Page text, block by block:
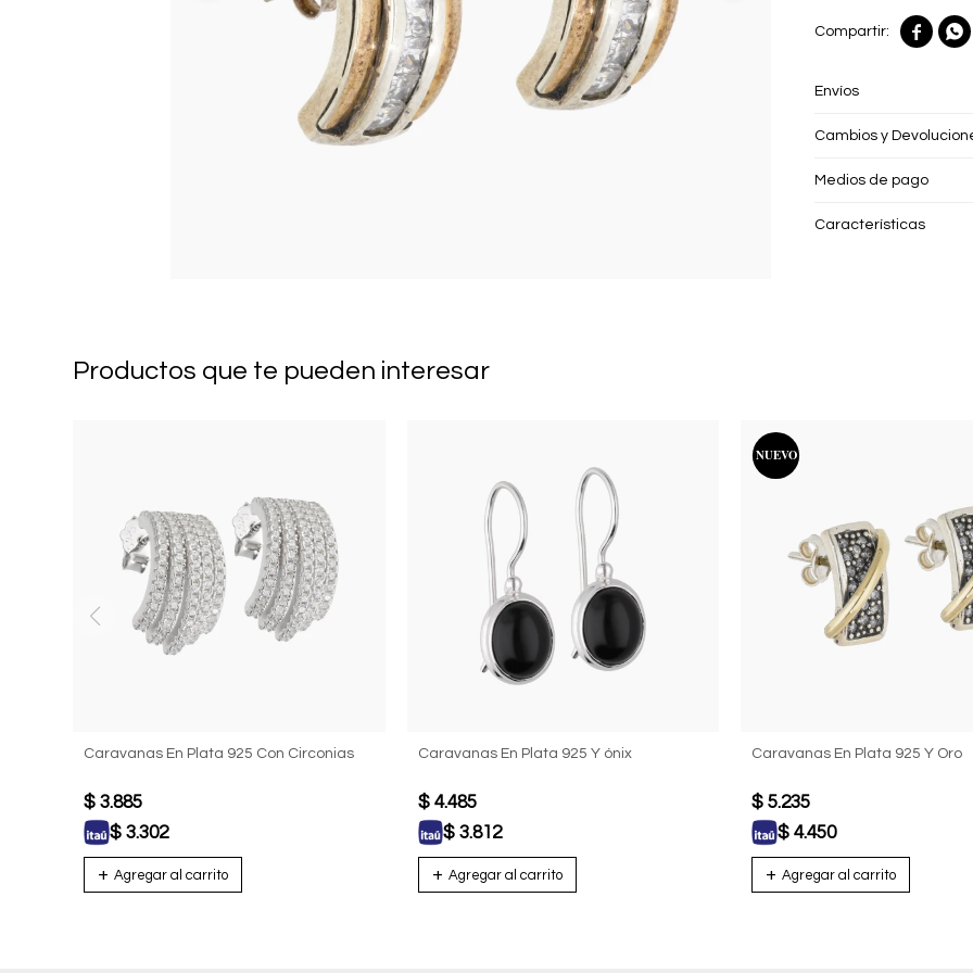
 
Envíos
Cambios y
Medios de pago
Características
Productos que te pueden interesar
Caravanas En Plata 925 Con Circonias
$ 3.885
$ 3.302
Caravanas En Plata 925 Y ónix
$ 4.485
$ 3.812
Caravanas En Plata 925 Y Oro
$ 5.235
$ 4.450